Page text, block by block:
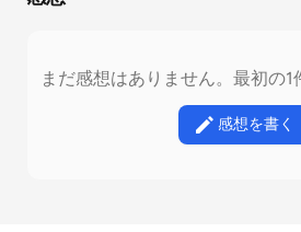
まだ感想はありません。最初の1
感想を書く